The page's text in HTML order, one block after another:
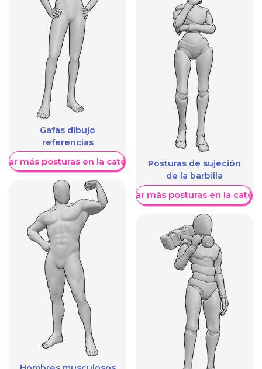
Gafas dibujo
referencias
más posturas en la categoríaPosturas de sujeción
de la barbilla
Mostrar más posturas en la